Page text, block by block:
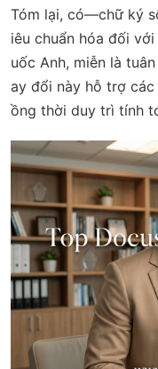
Tóm lại, có—chữ ký
iêu chuẩn hóa đối
uốc Anh, miễn là
ay đổi này hỗ trợ các
ồng thời duy trì tính